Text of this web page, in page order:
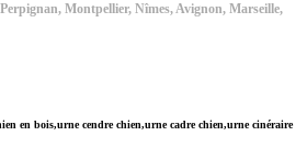
Montpellier, Nîmes, Avignon, Marseille,
en bois,urne cendre chien,urne cadre chien,urne cinéraire